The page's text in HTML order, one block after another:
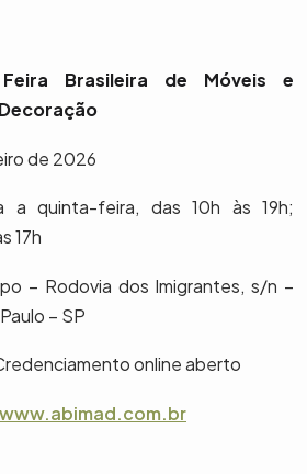
Brasileira de Móveis e
de 2026
a quinta-feira, das 10h às 19h;
17h
– Rodovia dos Imigrantes, s/n –
– SP
online aberto
www.abimad.com.br